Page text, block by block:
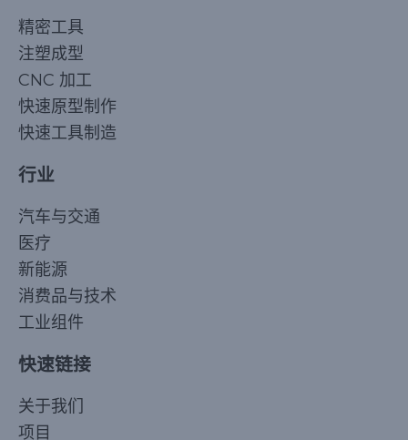
精密工具
注塑成型
CNC 加工
快速原型制作
快速工具制造
行业
汽车与交通
医疗
新能源
消费品与技术
工业组件
快速链接
关于我们
项目